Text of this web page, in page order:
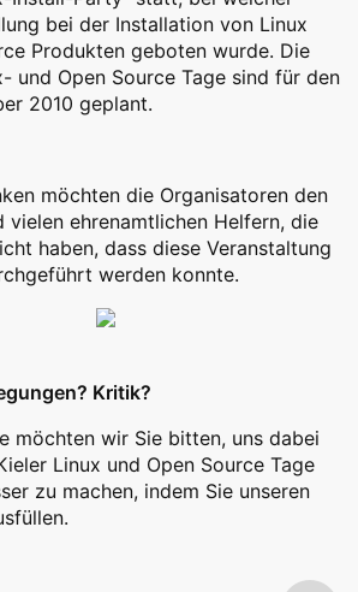
bei der Installation von Linux
Produkten geboten wurde. Die
und Open Source Tage sind für den
2010 geplant.
möchten die Organisatoren den
vielen ehrenamtlichen Helfern, die
haben, dass diese Veranstaltung
werden konnte.
Kritik?
möchten wir Sie bitten, uns dabei
Linux und Open Source Tage
zu machen, indem Sie unseren